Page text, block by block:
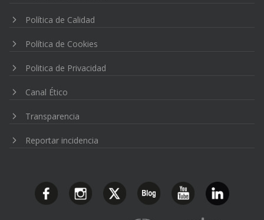
Política de Calidad
Política de Cookies
Politica de Privacidad
Canal Ético
Transparencia
Reportar incidencia